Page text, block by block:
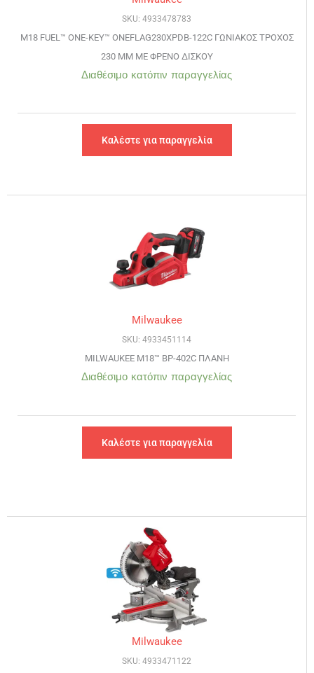
SKU: 4933478783
M18 FUEL™ ONE-KEY™ ONEFLAG230XPDB-122C ΓΩΝΙΑΚΟΣ ΤΡΟΧΟΣ
230 ΜΜ ΜΕ ΦΡΕΝΟ ΔΙΣΚΟΥ
Διαθέσιμο κατόπιν παραγγελίας
Καλέστε για παραγγελία
Milwaukee
SKU: 4933451114
MILWAUKEE M18™ BP-402C ΠΛΑΝΗ
Διαθέσιμο κατόπιν παραγγελίας
Καλέστε για παραγγελία
Milwaukee
SKU: 4933471122